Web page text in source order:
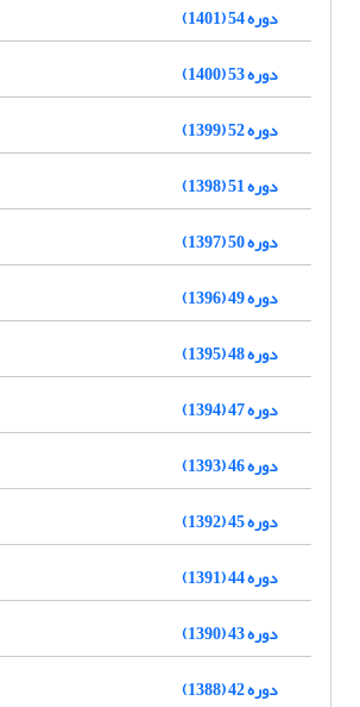
دوره 54 (1401)
دوره 53 (1400)
دوره 52 (1399)
دوره 51 (1398)
دوره 50 (1397)
دوره 49 (1396)
دوره 48 (1395)
دوره 47 (1394)
دوره 46 (1393)
دوره 45 (1392)
دوره 44 (1391)
دوره 43 (1390)
دوره 42 (1388)